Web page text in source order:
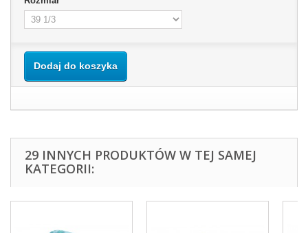
Dodaj do koszyka
29 INNYCH PRODUKTÓW W TEJ SAMEJ
KATEGORII: